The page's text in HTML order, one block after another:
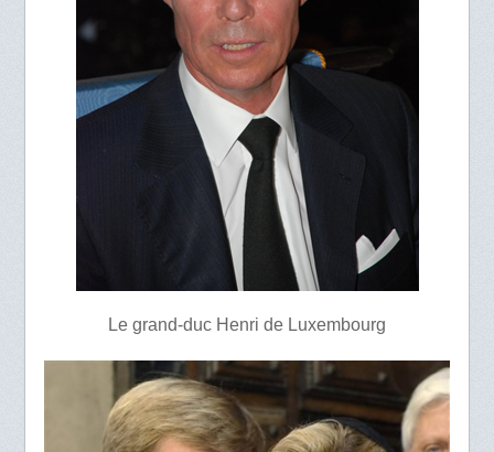
Le grand-duc Henri de Luxembourg